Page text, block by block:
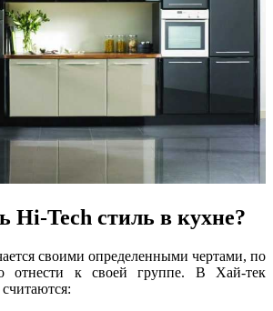
Hi-Tech стиль в кухне?
своими определенными чертами, по
отнести к своей группе. В Хай-тек